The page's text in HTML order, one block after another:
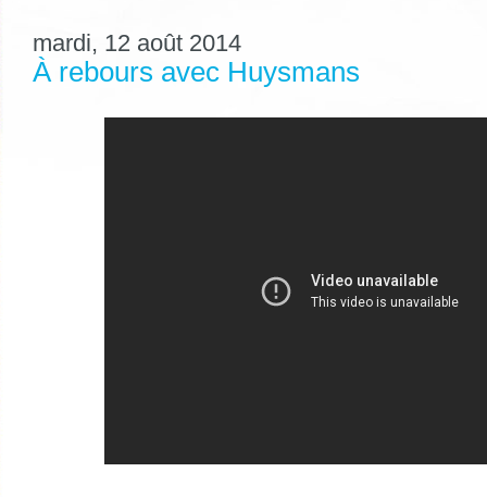
mardi, 12 août 2014
À rebours avec Huysmans